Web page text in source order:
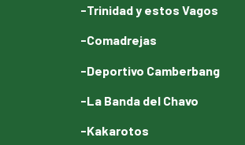
-Trinidad y estos Vagos
-Comadrejas
-Deportivo Camberbang
-La Banda del Chavo
-Kakarotos